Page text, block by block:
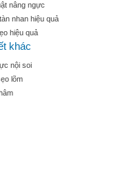
nâng ngực
nhan hiệu quả
hiệu quả
khác
nội soi
lõm